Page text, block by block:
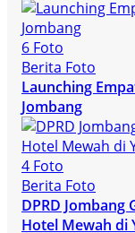
6 Foto
Berita Foto
Launching
Jombang
4 Foto
Berita Foto
DPRD Jombang
Hotel Mewah di